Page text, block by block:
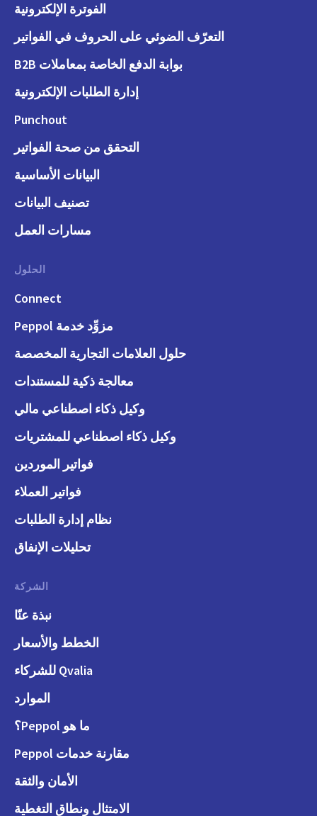
الفوترة الإلكترونية
التعرّف الضوئي على الحروف في الفواتير
بوابة الدفع الخاصة بمعاملات B2B
إدارة الطلبات الإلكترونية
Punchout
التحقق من صحة الفواتير
البيانات الأساسية
تصنيف البيانات
مسارات العمل
الحلول
Connect
مزوِّد خدمة Peppol
حلول العلامات التجارية المخصصة
معالجة ذكية للمستندات
وكيل ذكاء اصطناعي مالي
وكيل ذكاء اصطناعي للمشتريات
فواتير الموردين
فواتير العملاء
نظام إدارة الطلبات
تحليلات الإنفاق
الشركة
نبذة عنّا
الخطط والأسعار
Qvalia للشركاء
الموارد
ما هو Peppol؟
مقارنة خدمات Peppol
الأمان والثقة
الامتثال ونطاق التغطية